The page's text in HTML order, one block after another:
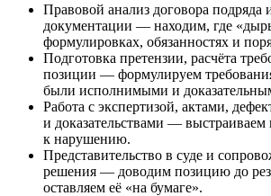
Правовой анализ договора подряда
документации — находим, где
формулировках, обязанностях и
Подготовка претензии, расчёта
позиции — формулируем
были исполнимыми и
Работа с экспертизой, актами,
и доказательствами — выстраиваем
к нарушению.
Представительство в суде и
решения — доводим позицию до
оставляем её «на бумаге».